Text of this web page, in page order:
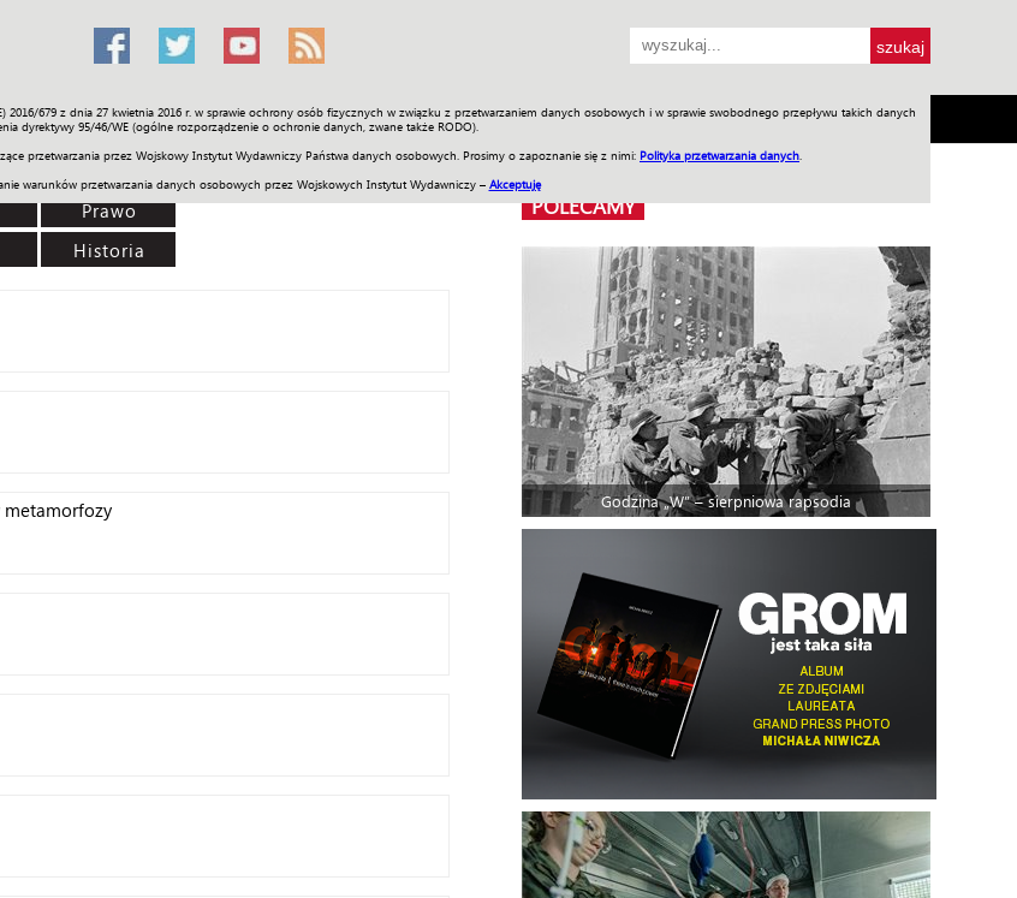
2016/679 z dnia 27 kwietnia 2016 r. w sprawie ochrony osób fizycznych w związku z przetwarzaniem danych osobowych i w sprawie swobodnego przepływu takich danych
dyrektywy 95/46/WE (ogólne rozporządzenie o ochronie danych, zwane także RODO).
przetwarzania przez Wojskowy Instytut Wydawniczy Państwa danych osobowych. Prosimy o zapoznanie się z nimi: Polityka przetwarzania danych
warunków przetwarzania danych osobowych przez Wojskowych Instytut Wydawniczy – Akceptuję
Społeczność Sport Historia Galerie Wideo ENGLISH SKLEP Jednodniówki Praca w WIW
Prawo
Historia
metamorfozy
POLECAMY
Godzina „W” – sierpniowa rapsodia